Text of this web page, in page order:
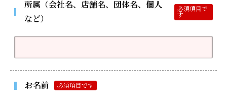
所属（会社名、店舗名、団体名、個人
など）
必須項目で
す
お名前 必須項目です